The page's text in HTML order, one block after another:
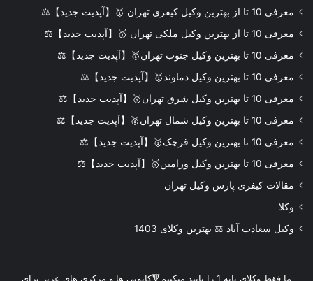
معرفی 10 تا از بهترین وکیل کیفری تهران 🥇【آپدیت جدید】⚖️
معرفی 10 تا از بهترین وکیل ملکی تهران 🥇【آپدیت جدید】⚖️
معرفی 10 تا بهترین وکیل جنوب تهران🥇【آپدیت جدید】⚖️
معرفی 10 تا بهترین وکیل دماوند🥇【آپدیت جدید】⚖️
معرفی 10 تا بهترین وکیل شرق تهران🥇【آپدیت جدید】⚖️
معرفی 10 تا بهترین وکیل شمال تهران🥇【آپدیت جدید】⚖️
معرفی 10 تا بهترین وکیل قرچک🥇【آپدیت جدید】⚖️
معرفی 10 تا بهترین وکیل ورامین🥇【آپدیت جدید】⚖️
مقالات کیفری پارس وکیل تهران
وکلا
وکیل سعادت آباد ⚖️ بهترین وکلای 1403
ما فقط وکلای پایه 1 را تایید میکنیم🔻کانونی ها و مرکزی های عزیز برای